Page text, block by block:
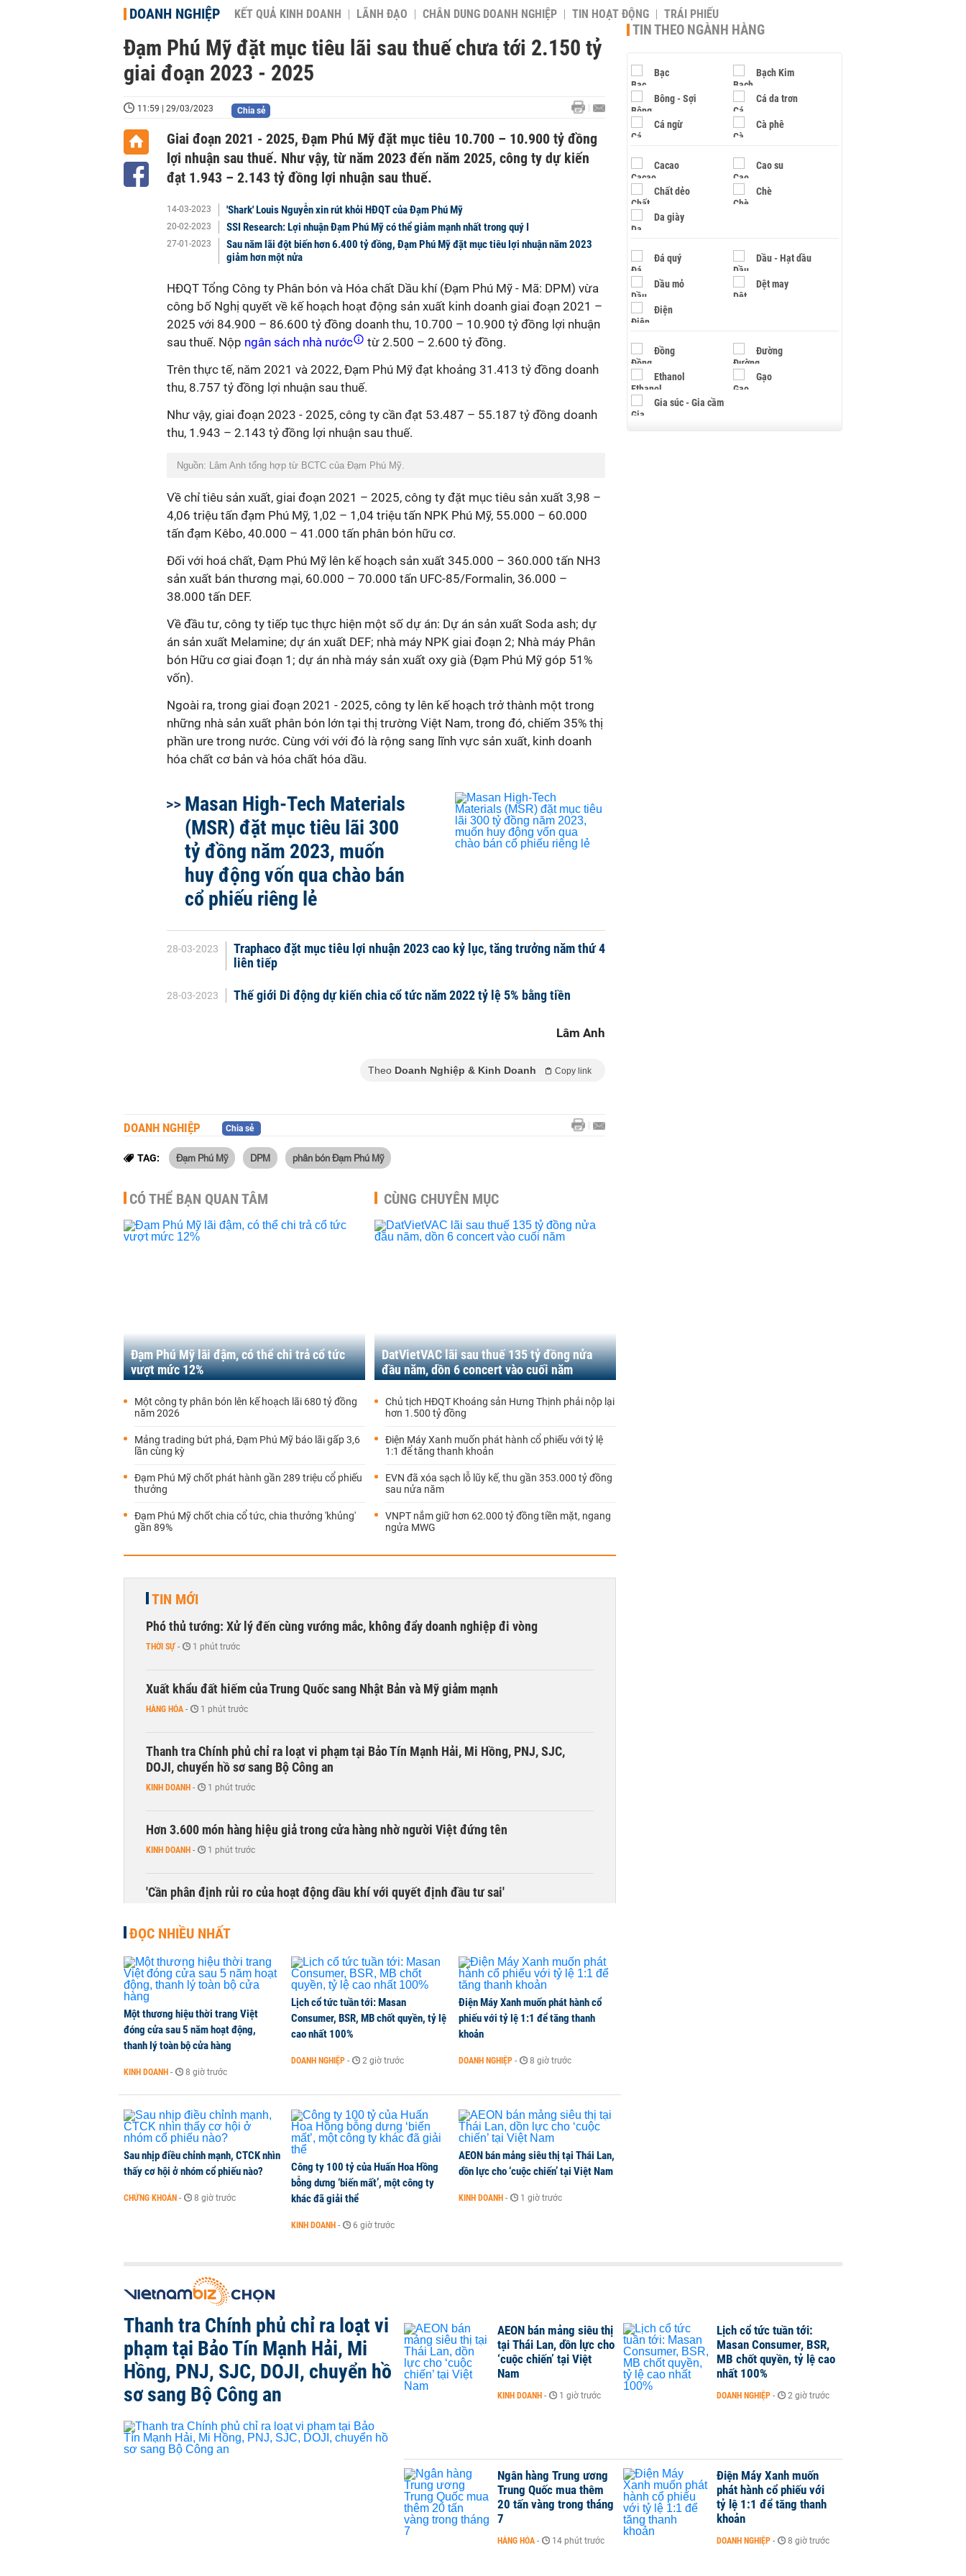
DOANH NGHIỆP KẾT QUẢ KINH DOANH LÃNH ĐẠO CHÂN DUNG DOANH NGHIỆP TIN HOẠT ĐỘNG TRÁI PHIẾU
Đạm Phú Mỹ đặt mục tiêu lãi sau thuế chưa tới 2.150 tỷ
giai đoạn 2023 - 2025
11:59 | 29/03/2023 Chia sẻ
Giai đoạn 2021 - 2025, Đạm Phú Mỹ đặt mục tiêu 10.700 – 10.900 tỷ đồng
lợi nhuận sau thuế. Như vậy, từ năm 2023 đến năm 2025, công ty dự kiến
đạt 1.943 – 2.143 tỷ đồng lợi nhuận sau thuế.
14-03-2023 'Shark' Louis Nguyễn xin rút khỏi HĐQT của Đạm Phú Mỹ
20-02-2023 SSI Research: Lợi nhuận Đạm Phú Mỹ có thể giảm mạnh nhất trong quý I
27-01-2023
Sau năm lãi đột biến hơn 6.400 tỷ đồng, Đạm Phú Mỹ đặt mục tiêu lợi nhuận năm 2023
giảm hơn một nửa
HĐQT Tổng Công ty Phân bón và Hóa chất Dầu khí (Đạm Phú Mỹ - Mã: DPM) vừa
công bố Nghị quyết về kế hoạch hoạt động sản xuất kinh doanh giai đoạn 2021 –
2025 với 84.900 – 86.600 tỷ đồng doanh thu, 10.700 – 10.900 tỷ đồng lợi nhuận
sau thuế. Nộp ngân sách nhà nước
từ 2.500 – 2.600 tỷ đồng.
Trên thực tế, năm 2021 và 2022, Đạm Phú Mỹ đạt khoảng 31.413 tỷ đồng doanh
thu, 8.757 tỷ đồng lợi nhuận sau thuế.
Như vậy, giai đoạn 2023 - 2025, công ty cần đạt 53.487 – 55.187 tỷ đồng doanh
thu, 1.943 – 2.143 tỷ đồng lợi nhuận sau thuế.
Nguồn: Lâm Anh tổng hợp từ BCTC của Đạm Phú Mỹ.
Về chỉ tiêu sản xuất, giai đoạn 2021 – 2025, công ty đặt mục tiêu sản xuất 3,98 –
4,06 triệu tấn đạm Phú Mỹ, 1,02 – 1,04 triệu tấn NPK Phú Mỹ, 55.000 – 60.000
tấn đạm Kêbo, 40.000 – 41.000 tấn phân bón hữu cơ.
Đối với hoá chất, Đạm Phú Mỹ lên kế hoạch sản xuất 345.000 – 360.000 tấn NH3
sản xuất bán thương mại, 60.000 – 70.000 tấn UFC-85/Formalin, 36.000 –
38.000 tấn DEF.
Về đầu tư, công ty tiếp tục thực hiện một số dự án: Dự án sản xuất Soda ash; dự
án sản xuất Melamine; dự án xuất DEF; nhà máy NPK giai đoạn 2; Nhà máy Phân
bón Hữu cơ giai đoạn 1; dự án nhà máy sản xuất oxy già (Đạm Phú Mỹ góp 51%
vốn).
Ngoài ra, trong giai đoạn 2021 - 2025, công ty lên kế hoạch trở thành một trong
những nhà sản xuất phân bón lớn tại thị trường Việt Nam, trong đó, chiếm 35% thị
phần ure trong nước. Cùng với với đó là rộng sang lĩnh vực sản xuất, kinh doanh
hóa chất cơ bản và hóa chất hóa dầu.
Masan High-Tech Materials
(MSR) đặt mục tiêu lãi 300
tỷ đồng năm 2023, muốn
huy động vốn qua chào bán
cổ phiếu riêng lẻ
28-03-2023
Traphaco đặt mục tiêu lợi nhuận 2023 cao kỷ lục, tăng trưởng năm thứ 4
liên tiếp
28-03-2023 Thế giới Di động dự kiến chia cổ tức năm 2022 tỷ lệ 5% bằng tiền
Lâm Anh
Theo Doanh Nghiệp & Kinh Doanh Copy link
DOANH NGHIỆP Chia sẻ
TAG: Đạm Phú Mỹ DPM phân bón Đạm Phú Mỹ
CÓ THỂ BẠN QUAN TÂM
Đạm Phú Mỹ lãi đậm, có thể chi trả cổ tức
vượt mức 12%
Một công ty phân bón lên kế hoạch lãi 680 tỷ đồng
năm 2026
Mảng trading bứt phá, Đạm Phú Mỹ báo lãi gấp 3,6
lần cùng kỳ
Đạm Phú Mỹ chốt phát hành gần 289 triệu cổ phiếu
thưởng
Đạm Phú Mỹ chốt chia cổ tức, chia thưởng 'khủng'
gần 89%
CÙNG CHUYÊN MỤC
DatVietVAC lãi sau thuế 135 tỷ đồng nửa
đầu năm, dồn 6 concert vào cuối năm
Chủ tịch HĐQT Khoáng sản Hưng Thịnh phải nộp lại
hơn 1.500 tỷ đồng
Điện Máy Xanh muốn phát hành cổ phiếu với tỷ lệ
1:1 để tăng thanh khoản
EVN đã xóa sạch lỗ lũy kế, thu gần 353.000 tỷ đồng
sau nửa năm
VNPT nắm giữ hơn 62.000 tỷ đồng tiền mặt, ngang
ngửa MWG
TIN MỚI
Phó thủ tướng: Xử lý đến cùng vướng mắc, không đẩy doanh nghiệp đi vòng
THỜI SỰ - 1 phút trước
Xuất khẩu đất hiếm của Trung Quốc sang Nhật Bản và Mỹ giảm mạnh
HÀNG HÓA - 1 phút trước
Thanh tra Chính phủ chỉ ra loạt vi phạm tại Bảo Tín Mạnh Hải, Mi Hồng, PNJ, SJC,
DOJI, chuyển hồ sơ sang Bộ Công an
KINH DOANH - 1 phút trước
Hơn 3.600 món hàng hiệu giả trong cửa hàng nhờ người Việt đứng tên
KINH DOANH - 1 phút trước
'Cần phân định rủi ro của hoạt động dầu khí với quyết định đầu tư sai'
ĐỌC NHIỀU NHẤT
Một thương hiệu thời trang Việt
đóng cửa sau 5 năm hoạt động,
thanh lý toàn bộ cửa hàng
KINH DOANH - 8 giờ trước
Lịch cổ tức tuần tới: Masan
Consumer, BSR, MB chốt quyền, tỷ lệ
cao nhất 100%
DOANH NGHIỆP - 2 giờ trước
Điện Máy Xanh muốn phát hành cổ
phiếu với tỷ lệ 1:1 để tăng thanh
khoản
DOANH NGHIỆP - 8 giờ trước
Sau nhịp điều chỉnh mạnh, CTCK nhìn
thấy cơ hội ở nhóm cổ phiếu nào?
CHỨNG KHOÁN - 8 giờ trước
Công ty 100 tỷ của Huấn Hoa Hồng
bỗng dưng ‘biến mất’, một công ty
khác đã giải thể
KINH DOANH - 6 giờ trước
AEON bán mảng siêu thị tại Thái Lan,
dồn lực cho ‘cuộc chiến’ tại Việt Nam
KINH DOANH - 1 giờ trước
TIN THEO NGÀNH HÀNG
Bạc Bạch Kim
Bông - Sợi Cá da trơn
Cá ngừ Cà phê
Cacao Cao su
Chất dẻo Chè
Da giày
Đá quý Dầu - Hạt dầu
Dầu mỏ Dệt may
Điện
Đồng Đường
Ethanol Gạo
Gia súc - Gia cầm
Thanh tra Chính phủ chỉ ra loạt vi
phạm tại Bảo Tín Mạnh Hải, Mi
Hồng, PNJ, SJC, DOJI, chuyển hồ
sơ sang Bộ Công an
AEON bán mảng siêu thị
tại Thái Lan, dồn lực cho
‘cuộc chiến’ tại Việt
Nam
KINH DOANH - 1 giờ trước
Lịch cổ tức tuần tới:
Masan Consumer, BSR,
MB chốt quyền, tỷ lệ cao
nhất 100%
DOANH NGHIỆP - 2 giờ trước
Ngân hàng Trung ương
Trung Quốc mua thêm
20 tấn vàng trong tháng
7
HÀNG HÓA - 14 phút trước
Điện Máy Xanh muốn
phát hành cổ phiếu với
tỷ lệ 1:1 để tăng thanh
khoản
DOANH NGHIỆP - 8 giờ trước